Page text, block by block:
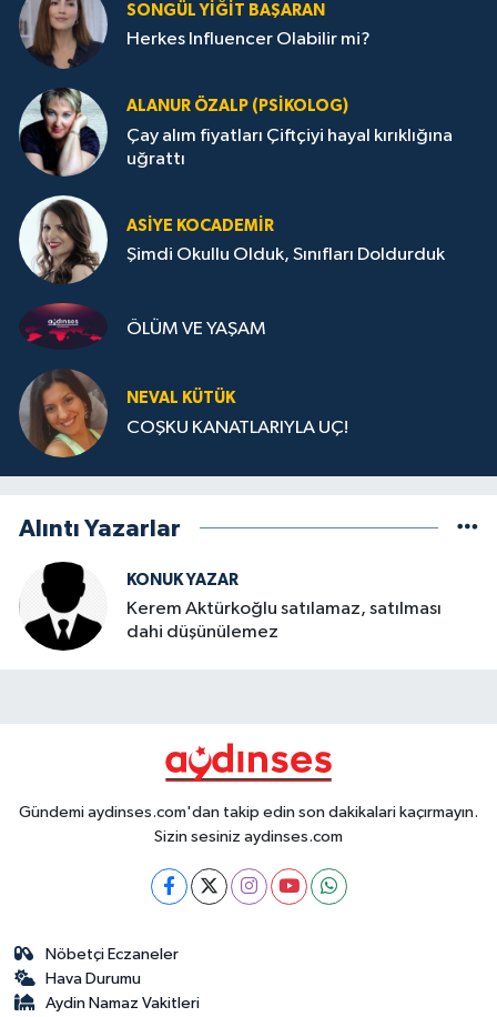
SONGÜL YIĞIT BAŞARAN
Herkes Influencer Olabilir mi?
ALANUR ÖZALP (PSIKOLOG)
Çay alım fiyatları Çiftçiyi hayal kırıklığına
uğrattı
ASIYE KOCADEMİR
Şimdi Okullu Olduk, Sınıfları Doldurduk
ÖLÜM VE YAŞAM
NEVAL KÜTÜK
COŞKU KANATLARIYLA UÇ!
Alıntı Yazarlar
KONUK YAZAR
Kerem Aktürkoğlu satılamaz, satılması
dahi düşünülemez
Gündemi aydinses.com'dan takip edin son dakikalari kaçırmayın.
Sizin sesiniz aydinses.com
Nöbetçi Eczaneler
Hava Durumu
Aydin Namaz Vakitleri